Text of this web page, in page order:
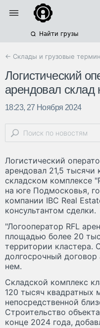
Найти грузы
← Склады и грузовые
Логистический
арендовал
18:23, 27 Ноября 2024
Логистический
арендовал 21,5 тысячи
складском комплексе
на юге Подмосковья,
компании IBC Real
консультантом сделки.
"Логооператор RFL
площадью более 20
территории кластера.
долгосрочный
нем.
Складской комплекс
120 тысяч квадратных
непосредственной
Строительство
конце 2024 года,